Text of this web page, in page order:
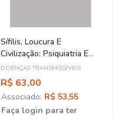
Sífilis, Loucura E
Civilização: Psiquiatria E
Ciência Na Primeira
República
DOENÇAS TRANSMISSÍVEIS
R$ 63,00
Associado: R$ 53,55
Faça login para ter